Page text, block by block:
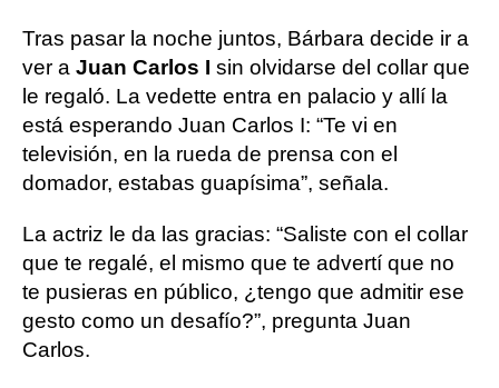
Tras pasar la noche juntos, Bárbara decide ir a
ver a Juan Carlos I sin olvidarse del collar que
le regaló. La vedette entra en palacio y allí la
está esperando Juan Carlos I: “Te vi en
televisión, en la rueda de prensa con el
domador, estabas guapísima”, señala.
La actriz le da las gracias: “Saliste con el collar
que te regalé, el mismo que te advertí que no
te pusieras en público, ¿tengo que admitir ese
gesto como un desafío?”, pregunta Juan
Carlos.